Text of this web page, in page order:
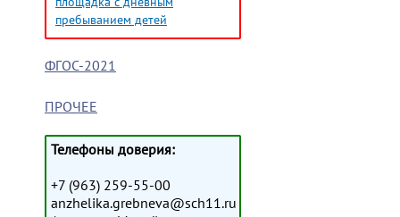
пребыванием детей
ФГОС-2021
ПРОЧЕЕ
Телефоны доверия:
+7 (963) 259-55-00
anzhelika.grebneva@sch11.ru